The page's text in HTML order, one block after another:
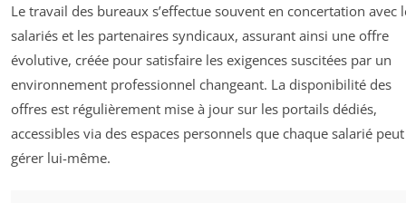
Le travail des bureaux s’effectue souvent en concertation avec
salariés et les partenaires syndicaux, assurant ainsi une offre
évolutive, créée pour satisfaire les exigences suscitées par un
environnement professionnel changeant. La disponibilité des
offres est régulièrement mise à jour sur les portails dédiés,
accessibles via des espaces personnels que chaque salarié peut
gérer lui-même.